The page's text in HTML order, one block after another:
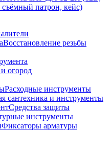
патрон, кейс)
Восстановление резьбы
огород
Расходные инструменты
сантехника и инструменты
Средства защиты
инструменты
Фиксаторы арматуры